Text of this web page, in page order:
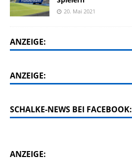
20. Mai 2021
ANZEIGE:
ANZEIGE:
SCHALKE-NEWS BEI FACEBOOK:
ANZEIGE: